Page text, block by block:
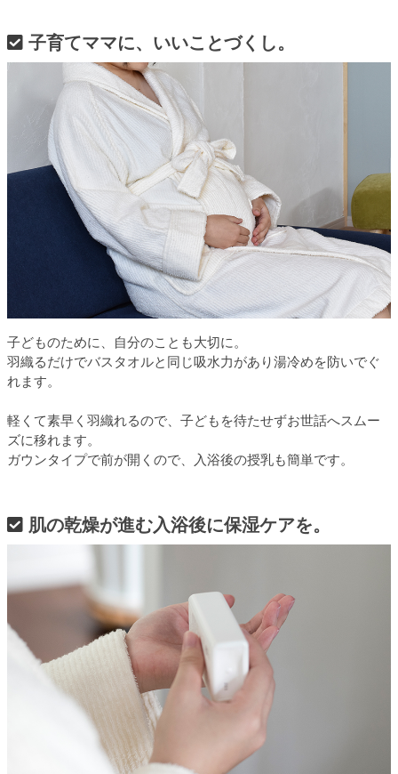
子育てママに、いいことづくし。
子どものために、自分のことも大切に。
羽織るだけでバスタオルと同じ吸水力があり湯冷めを防いでぐ
れます。
軽くて素早く羽織れるので、子どもを待たせずお世話へスムー
ズに移れます。
ガウンタイプで前が開くので、入浴後の授乳も簡単です。
肌の乾燥が進む入浴後に保湿ケアを。